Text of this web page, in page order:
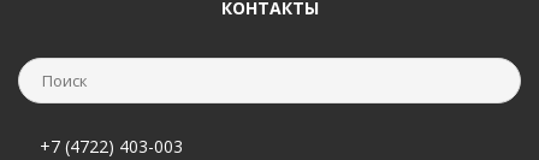
КОНТАКТЫ
+7 (4722) 403-003